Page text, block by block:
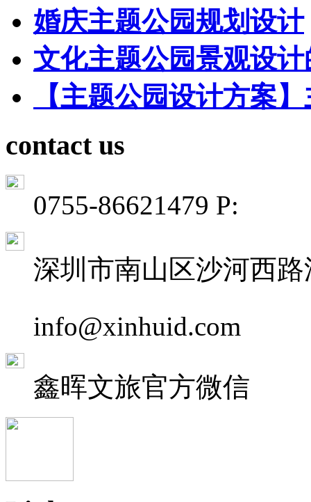
婚庆主题公园规划设计
文化主题公园景观设计
【主题公园设计方案
contact us
0755-86621479 P:
深圳市南山区沙河西
info@xinhuid.com
鑫晖文旅官方微信